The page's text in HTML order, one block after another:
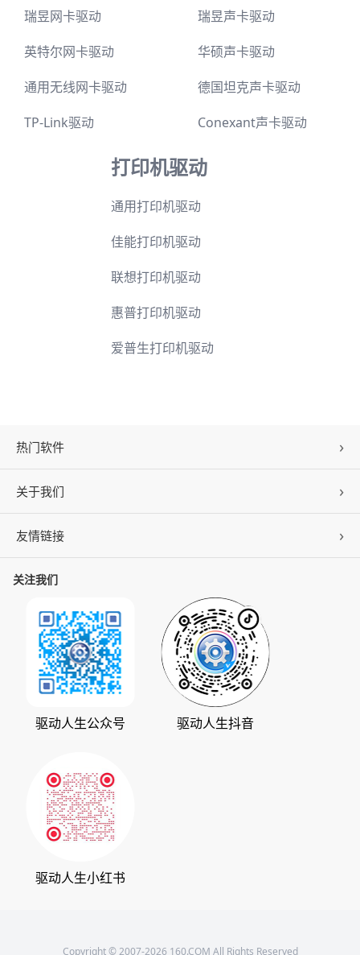
英特尔网卡驱动
通用无线网卡驱动
TP-Link驱动
华硕声卡驱动
德国坦克声卡驱动
Conexant声卡驱动
通用打印机驱动
佳能打印机驱动
联想打印机驱动
惠普打印机驱动
爱普生打印机驱动
驱动人生
DLL修复
C盘清理
百页窗
数据救星
人生日历
关于我们
公司概况
联系我们
加入我们
发展历程
支持中心
版权声明
会员中心
友情链接
ZOL下载
华军软件园
系统之家
下载之家
驱动管家
360软件宝库
关注我们
驱动人生公众号 驱动人生抖音
开发者：深圳市驱动人生科技股份有限公司